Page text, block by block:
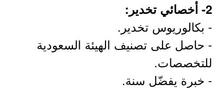
2- أخصائي تخدير:
- بكالوريوس تخدير.
- حاصل على تصنيف الهيئة السعودية
للتخصصات.
- خبرة يفضّل سنة.